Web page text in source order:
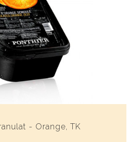
- Orange, TK